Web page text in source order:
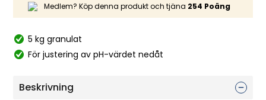
Medlem? Köp denna produkt och tjäna 254 Poäng
5 kg granulat
För justering av pH-värdet nedåt
Beskrivning